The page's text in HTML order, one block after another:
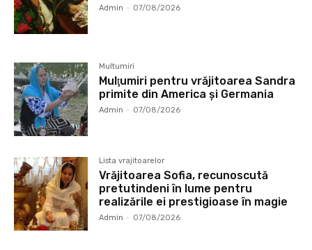
Admin - 07/08/2026
Multumiri
Mulţumiri pentru vrăjitoarea Sandra
primite din America și Germania
Admin - 07/08/2026
Lista vrajitoarelor
Vrăjitoarea Sofia, recunoscută
pretutindeni în lume pentru
realizările ei prestigioase în magie
Admin - 07/08/2026